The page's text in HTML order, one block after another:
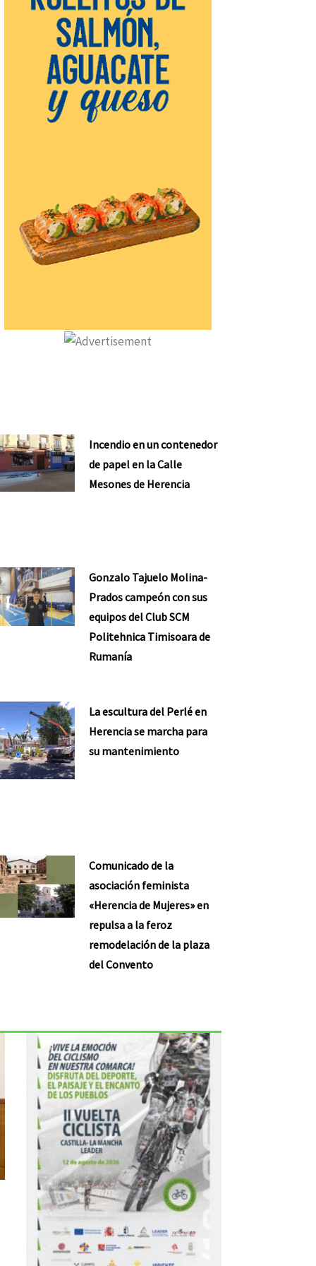
Incendio en un contenedor
de papel en la Calle
Mesones de Herencia
Gonzalo Tajuelo Molina-
Prados campeón con sus
equipos del Club SCM
Politehnica Timisoara de
Rumanía
La escultura del Perlé en
Herencia se marcha para
su mantenimiento
Comunicado de la
asociación feminista
«Herencia de Mujeres» en
repulsa a la feroz
remodelación de la plaza
del Convento